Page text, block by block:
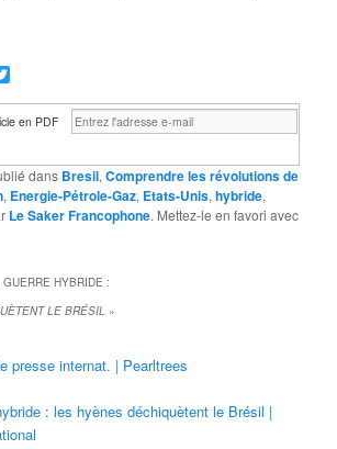
en PDF
dans Bresil,Comprendre les révolutions de
, Energie-Pétrole-Gaz, Etats-Unis,hybride,
Le Saker Francophone. Mettez-le en favori avec
GUERRE HYBRIDE :
LE BRÉSIL »
presse internat. | Pearltrees
: les hyènes déchiquètent le Brésil |